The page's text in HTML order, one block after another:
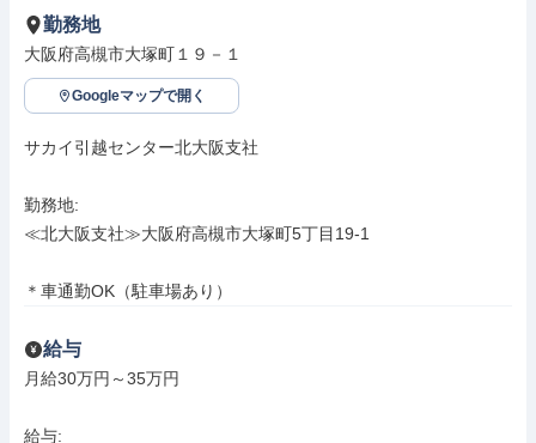
勤務地
大阪府高槻市大塚町１９－１
Googleマップで開く
サカイ引越センター北大阪支社
勤務地:
≪北大阪支社≫大阪府高槻市大塚町5丁目19-1
＊車通勤OK（駐車場あり）
給与
月給30万円～35万円
給与: